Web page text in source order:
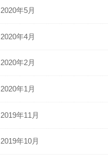
2020年5月
2020年4月
2020年2月
2020年1月
2019年11月
2019年10月